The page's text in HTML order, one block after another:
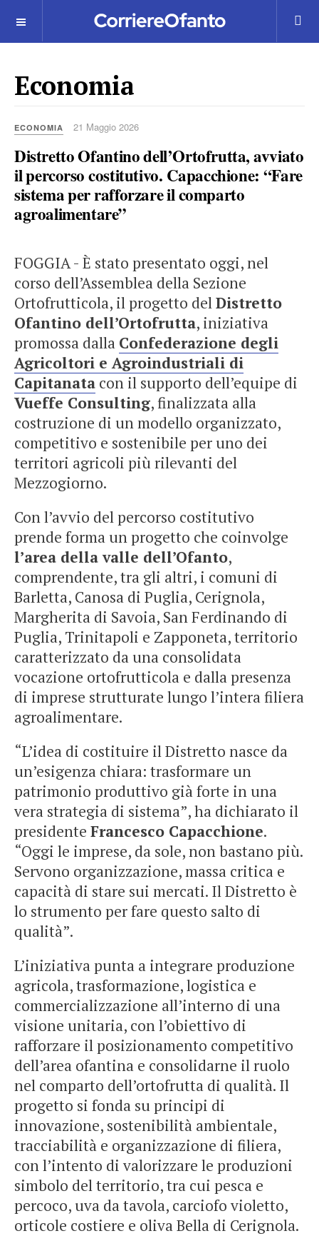
Economia
ECONOMIA 21 Maggio 2026
Distretto Ofantino dell’Ortofrutta, avviato
il percorso costitutivo. Capacchione: “Fare
sistema per rafforzare il comparto
agroalimentare”
FOGGIA - È stato presentato oggi, nel
corso dell’Assemblea della Sezione
Ortofrutticola, il progetto delDistretto
Ofantino dell’Ortofrutta, iniziativa
promossa dalla Confederazione degli
Agricoltori e Agroindustriali di
Capitanata con il supporto dell’equipe di
Vueffe Consulting, finalizzata alla
costruzione di un modello organizzato,
competitivo e sostenibile per uno dei
territori agricoli più rilevanti del
Mezzogiorno.
Con l’avvio del percorso costitutivo
prende forma un progetto che coinvolge
l’area della valle dell’Ofanto,
comprendente, tra gli altri, i comuni di
Barletta, Canosa di Puglia, Cerignola,
Margherita di Savoia, San Ferdinando di
Puglia, Trinitapoli e Zapponeta, territorio
caratterizzato da una consolidata
vocazione ortofrutticola e dalla presenza
di imprese strutturate lungo l’intera filiera
agroalimentare.
“L’idea di costituire il Distretto nasce da
un’esigenza chiara: trasformare un
patrimonio produttivo già forte in una
vera strategia di sistema”, ha dichiarato il
presidente Francesco Capacchione.
“Oggi le imprese, da sole, non bastano più.
Servono organizzazione, massa critica e
capacità di stare sui mercati. Il Distretto è
lo strumento per fare questo salto di
qualità”.
L’iniziativa punta a integrare produzione
agricola, trasformazione, logistica e
commercializzazione all’interno di una
visione unitaria, con l’obiettivo di
rafforzare il posizionamento competitivo
dell’area ofantina e consolidarne il ruolo
nel comparto dell’ortofrutta di qualità. Il
progetto si fonda su principi di
innovazione, sostenibilità ambientale,
tracciabilità e organizzazione di filiera,
con l’intento di valorizzare le produzioni
simbolo del territorio, tra cui pesca e
percoco, uva da tavola, carciofo violetto,
orticole costiere e oliva Bella di Cerignola.